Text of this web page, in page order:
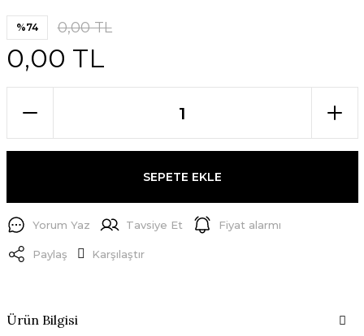
%74 0,00 TL
0,00 TL
SEPETE EKLE
Yorum Yaz Tavsiye Et Fiyat alarmı
Paylaş Karşılaştır
Ürün Bilgisi